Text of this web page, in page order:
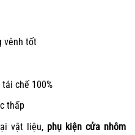
vênh tốt
chế 100%
thấp
vật liệu, phụ kiện cửa nhôm